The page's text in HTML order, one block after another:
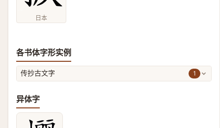
日本
各书体字形实例
传抄古文字 1
异体字